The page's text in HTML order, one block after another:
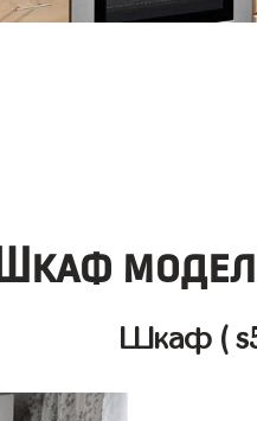
Шкаф
Шкаф (